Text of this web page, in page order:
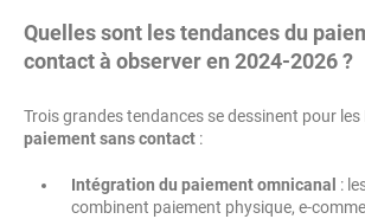
Quelles sont les tendances du
contact à observer en 2024-2026 ?
Trois grandes tendances se dessinent pour les
paiement sans contact :
Intégration du paiement omnicanal :
combinent paiement physique, e-